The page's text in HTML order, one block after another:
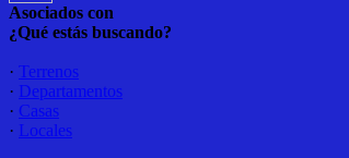
Asociados con
¿Qué estás buscando?
· Terrenos
· Departamentos
· Casas
· Locales